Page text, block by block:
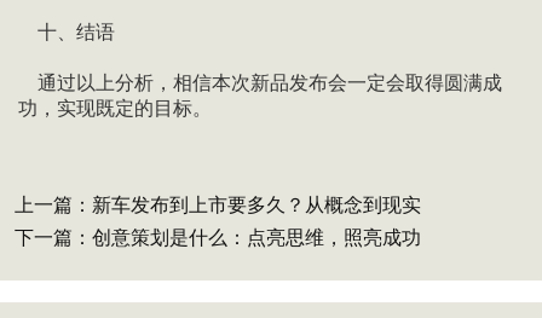
十、结语
通过以上分析，相信本次新品发布会一定会取得圆满成
功，实现既定的目标。
上一篇： 新车发布到上市要多久？从概念到现实
下一篇： 创意策划是什么：点亮思维，照亮成功